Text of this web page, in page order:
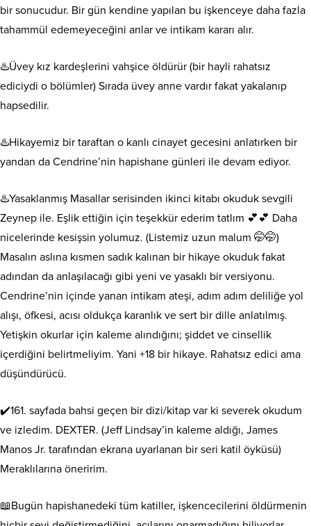
bir sonucudur. Bir gün kendine yapılan bu işkenceye daha fazla
tahammül edemeyeceğini anlar ve intikam kararı alır.
♨️Üvey kız kardeşlerini vahşice öldürür (bir hayli rahatsız
ediciydi o bölümler) Sırada üvey anne vardır fakat yakalanıp
hapsedilir.
♨️Hikayemiz bir taraftan o kanlı cinayet gecesini anlatırken bir
yandan da Cendrine’nin hapishane günleri ile devam ediyor.
♨️Yasaklanmış Masallar serisinden ikinci kitabı okuduk sevgili
Zeynep ile. Eşlik ettiğin için teşekkür ederim tatlım 💕💕 Daha
nicelerinde kesişsin yolumuz. (Listemiz uzun malum 🤭🤭)
Masalın aslına kısmen sadık kalınan bir hikaye okuduk fakat
adından da anlaşılacağı gibi yeni ve yasaklı bir versiyonu.
Cendrine’nin içinde yanan intikam ateşi, adım adım deliliğe yol
alışı, öfkesi, acısı oldukça karanlık ve sert bir dille anlatılmış.
Yetişkin okurlar için kaleme alındığını; şiddet ve cinsellik
içerdiğini belirtmeliyim. Yani +18 bir hikaye. Rahatsız edici ama
düşündürücü.
✔️161. sayfada bahsi geçen bir dizi/kitap var ki severek okudum
ve izledim. DEXTER. (Jeff Lindsay’in kaleme aldığı, James
Manos Jr. tarafından ekrana uyarlanan bir seri katil öyküsü)
Meraklılarına öneririm.
📖Bugün hapishanedeki tüm katiller, işkencecilerini öldürmenin